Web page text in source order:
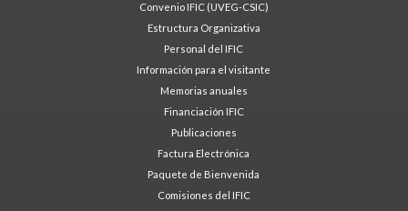
Convenio IFIC (UVEG-CSIC)
Estructura Organizativa
Personal del IFIC
Información para el visitante
Memorias anuales
Financiación IFIC
Publicaciones
Factura Electrónica
Paquete de Bienvenida
Comisiones del IFIC